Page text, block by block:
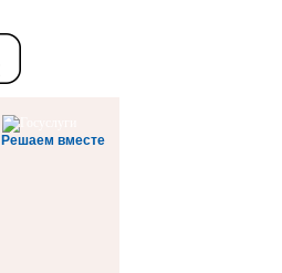
Решаем вместе